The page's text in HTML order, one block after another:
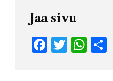
Jaa sivu
F
T
W